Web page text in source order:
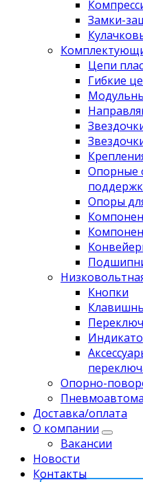
Замки-
Цепи
Гибкие
Опорные
Опоры
Кнопки
Опорно-
Доставка/оплата
О компании
Вакансии
Новости
Контакты